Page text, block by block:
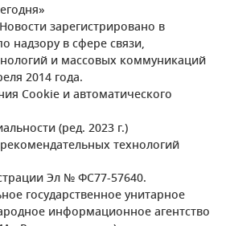
зарегистрировано в
надзору в сфере связи,
и массовых коммуникаций
2014 года.
Cookie и автоматического
(ред. 2023 г.)
технологий
Эл № ФС77-57640.
государственное унитарное
информационное агентство